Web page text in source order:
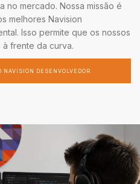
no mercado. Nossa missão é
melhores Navision
Isso permite que os nossos
frente da curva.
NAVISION DESENVOLVEDOR